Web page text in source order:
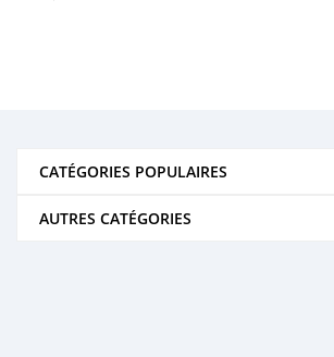
CATÉGORIES POPULAIRES
AUTRES CATÉGORIES